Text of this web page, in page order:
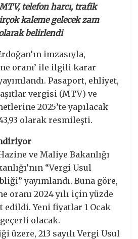
telefon harcı, trafik
kaleme gelecek zam
belirlendi
imzasıyla,
oranı’ ile ilgili karar
Pasaport, ehliyet,
vergisi (MTV) ve
2025’te yapılacak
olarak resmileşti.
ve Maliye Bakanlığı
“Vergi Usul
yayımlandı. Buna göre,
oranı 2024 yılı için yüzde
edildi. Yeni fiyatlar 1 Ocak
olacak.
üzere, 213 sayılı Vergi Usul